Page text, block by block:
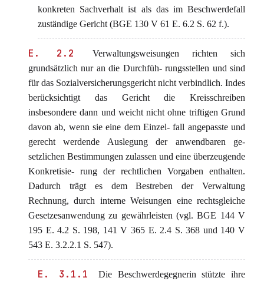
konkreten Sachverhalt ist als das im Beschwerdefall
zuständige Gericht (BGE 130 V 61 E. 6.2 S. 62 f.).
E. 2.2
Verwaltungsweisungen richten sich
grundsätzlich nur an die Durchfüh- rungsstellen und sind
für das Sozialversicherungsgericht nicht verbindlich. Indes
berücksichtigt das Gericht die Kreisschreiben
insbesondere dann und weicht nicht ohne triftigen Grund
davon ab, wenn sie eine dem Einzel- fall angepasste und
gerecht werdende Auslegung der anwendbaren ge-
setzlichen Bestimmungen zulassen und eine überzeugende
Konkretisie- rung der rechtlichen Vorgaben enthalten.
Dadurch trägt es dem Bestreben der Verwaltung
Rechnung, durch interne Weisungen eine rechtsgleiche
Gesetzesanwendung zu gewährleisten (vgl. BGE 144 V
195 E. 4.2 S. 198, 141 V 365 E. 2.4 S. 368 und 140 V
543 E. 3.2.2.1 S. 547).
E. 3.1.1
Die Beschwerdegegnerin stützte ihre